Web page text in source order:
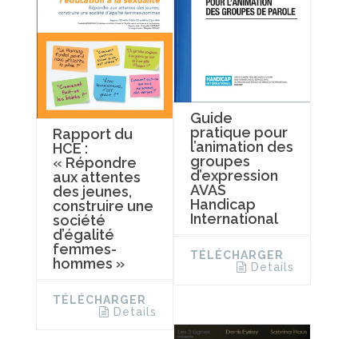
Rapport du
HCE :
« Répondre
aux attentes
des jeunes,
construire une
société
d’égalité
femmes-
hommes »
TÉLÉCHARGER
Details
Guide
pratique pour
l’animation des
groupes
d’expression
AVAS
Handicap
International
TÉLÉCHARGER
Details